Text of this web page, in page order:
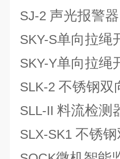
SJ-2 声光报警器
SKY-S单向拉绳
SKY-Y单向拉绳
SLK-2 不锈钢双
SLL-II 料流检测
SLX-SK1 不锈